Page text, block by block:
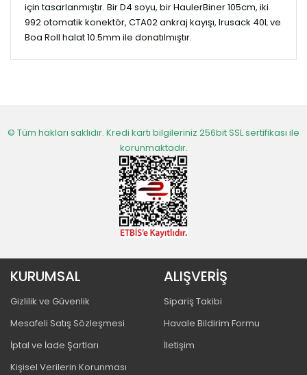
için tasarlanmıştır. Bir D4 soyu, bir HaulerBiner 105cm, iki
992 otomatik konektör, CTA02 ankraj kayışı, Irusack 40L ve
Boa Roll halat 10.5mm ile donatılmıştır.
© Tüm hakları saklıdır. Kredi kartı bilgileriniz 256bit SSL sertifikası ile
korunmaktadır.
KURUMSAL
Gizlilik ve Güvenlik
Mesafeli Satış Sözleşmesi
İptal ve İade Şartları
Kişisel Verilerin Korunması
ALIŞVERİŞ
Sipariş Takibi
Havale Bildirim Formu
İletişim